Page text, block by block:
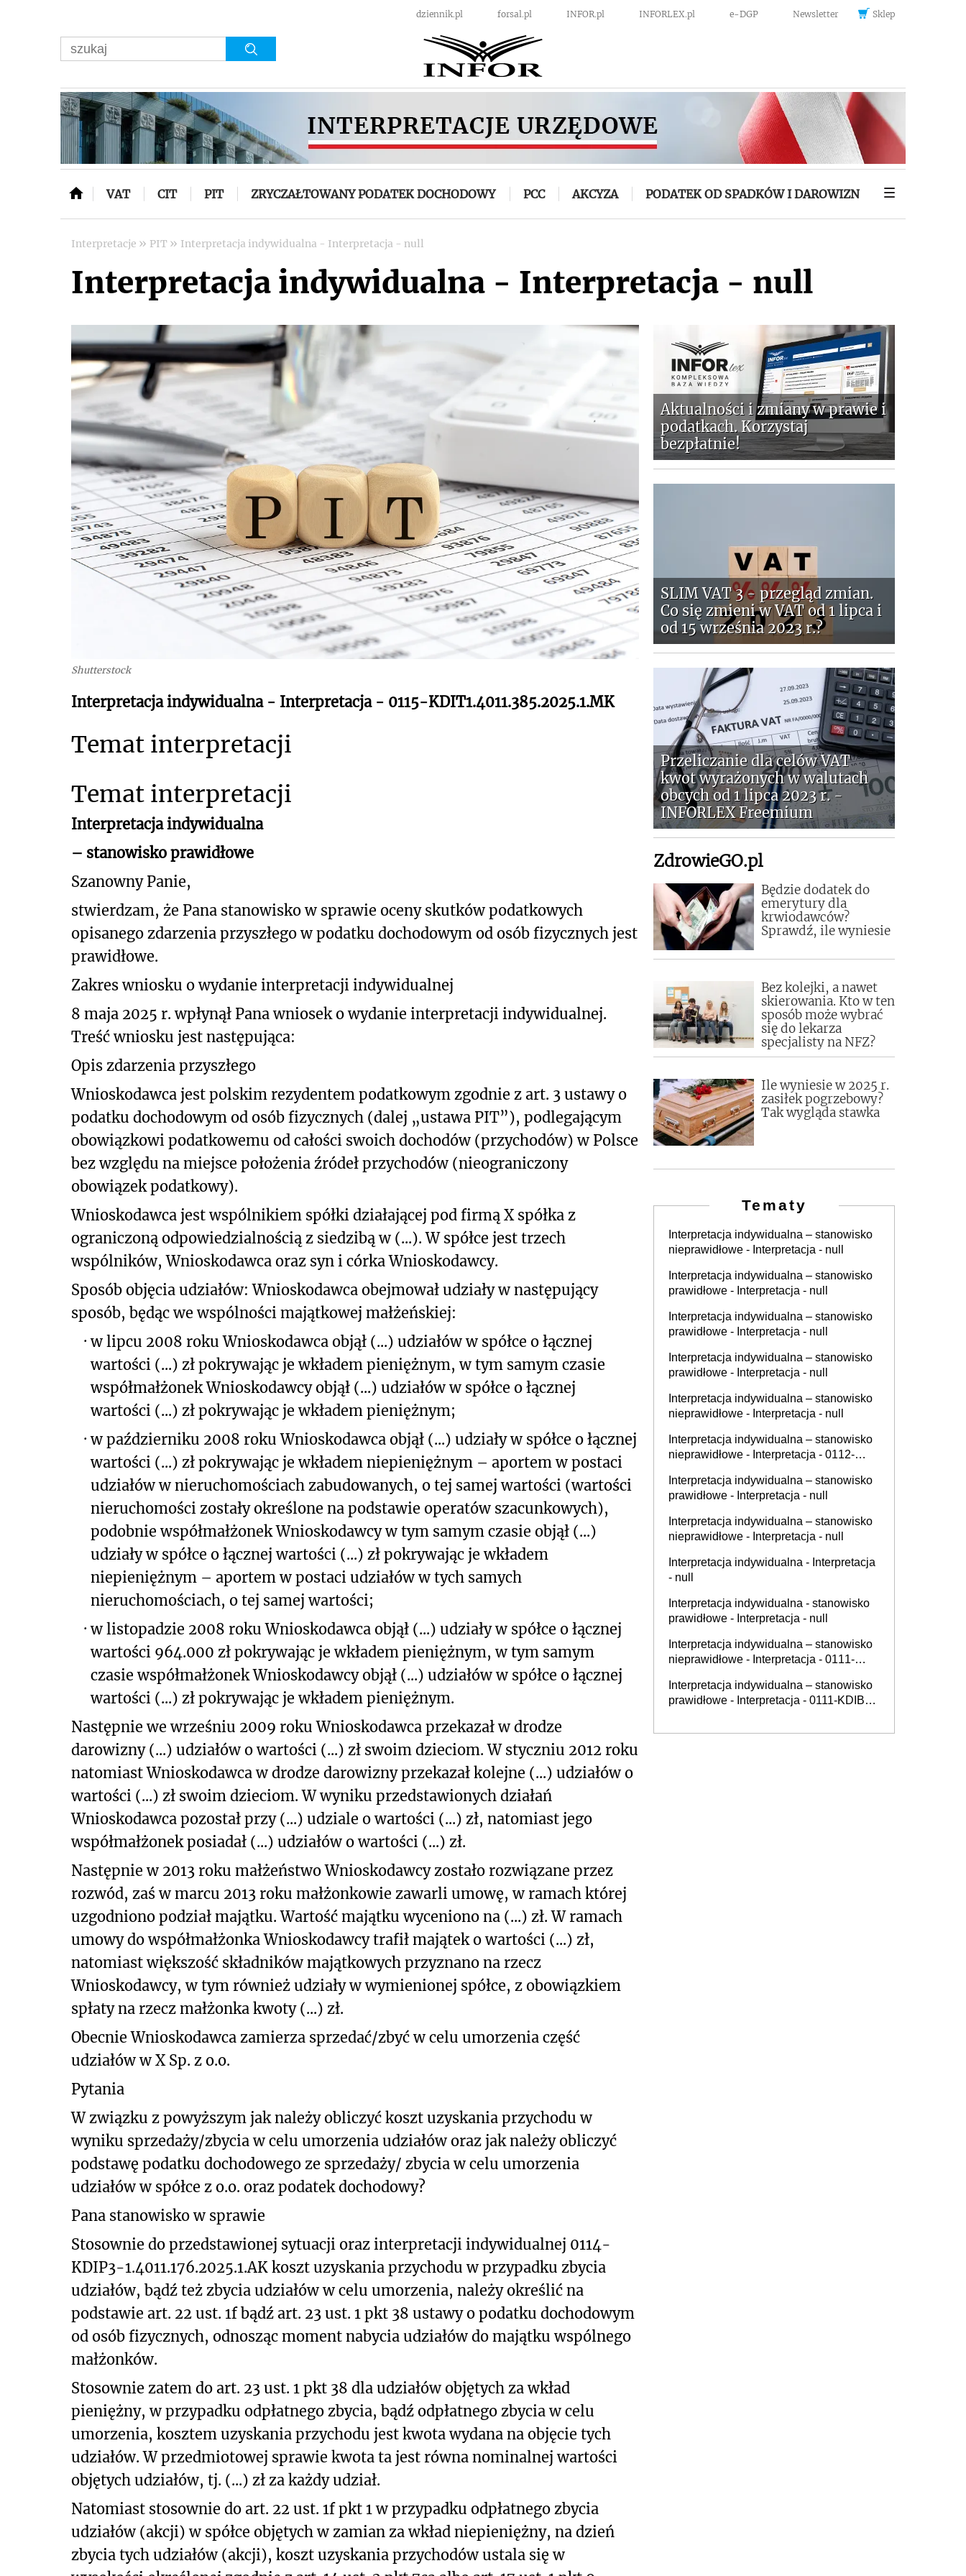
dziennik.pl forsal.pl INFOR.pl INFORLEX.pl e-DGP Newsletter Sklep
VAT CIT PIT ZRYCZAŁTOWANY PODATEK DOCHODOWY PCC AKCYZA PODATEK OD SPADKÓW I DAROWIZN
Interpretacje » PIT » Interpretacja indywidualna - Interpretacja - null
Interpretacja indywidualna - Interpretacja - null
Shutterstock
Interpretacja indywidualna - Interpretacja - 0115-KDIT1.4011.385.2025.1.MK
Temat interpretacji
Temat interpretacji
Interpretacja indywidualna
– stanowisko prawidłowe
Szanowny Panie,
stwierdzam, że Pana stanowisko w sprawie oceny skutków podatkowych
opisanego zdarzenia przyszłego w podatku dochodowym od osób fizycznych jest
prawidłowe.
Zakres wniosku o wydanie interpretacji indywidualnej
8 maja 2025 r. wpłynął Pana wniosek o wydanie interpretacji indywidualnej.
Treść wniosku jest następująca:
Opis zdarzenia przyszłego
Wnioskodawca jest polskim rezydentem podatkowym zgodnie z art. 3 ustawy o
podatku dochodowym od osób fizycznych (dalej „ustawa PIT”), podlegającym
obowiązkowi podatkowemu od całości swoich dochodów (przychodów) w Polsce
bez względu na miejsce położenia źródeł przychodów (nieograniczony
obowiązek podatkowy).
Wnioskodawca jest wspólnikiem spółki działającej pod firmą X spółka z
ograniczoną odpowiedzialnością z siedzibą w (...). W spółce jest trzech
wspólników, Wnioskodawca oraz syn i córka Wnioskodawcy.
Sposób objęcia udziałów: Wnioskodawca obejmował udziały w następujący
sposób, będąc we wspólności majątkowej małżeńskiej:
· w lipcu 2008 roku Wnioskodawca objął (...) udziałów w spółce o łącznej
wartości (...) zł pokrywając je wkładem pieniężnym, w tym samym czasie
współmałżonek Wnioskodawcy objął (...) udziałów w spółce o łącznej
wartości (...) zł pokrywając je wkładem pieniężnym;
· w październiku 2008 roku Wnioskodawca objął (...) udziały w spółce o łącznej
wartości (...) zł pokrywając je wkładem niepieniężnym – aportem w postaci
udziałów w nieruchomościach zabudowanych, o tej samej wartości (wartości
nieruchomości zostały określone na podstawie operatów szacunkowych),
podobnie współmałżonek Wnioskodawcy w tym samym czasie objął (...)
udziały w spółce o łącznej wartości (...) zł pokrywając je wkładem
niepieniężnym – aportem w postaci udziałów w tych samych
nieruchomościach, o tej samej wartości;
· w listopadzie 2008 roku Wnioskodawca objął (...) udziały w spółce o łącznej
wartości 964.000 zł pokrywając je wkładem pieniężnym, w tym samym
czasie współmałżonek Wnioskodawcy objął (...) udziałów w spółce o łącznej
wartości (...) zł pokrywając je wkładem pieniężnym.
Następnie we wrześniu 2009 roku Wnioskodawca przekazał w drodze
darowizny (...) udziałów o wartości (...) zł swoim dzieciom. W styczniu 2012 roku
natomiast Wnioskodawca w drodze darowizny przekazał kolejne (...) udziałów o
wartości (...) zł swoim dzieciom. W wyniku przedstawionych działań
Wnioskodawca pozostał przy (...) udziale o wartości (...) zł, natomiast jego
współmałżonek posiadał (...) udziałów o wartości (...) zł.
Następnie w 2013 roku małżeństwo Wnioskodawcy zostało rozwiązane przez
rozwód, zaś w marcu 2013 roku małżonkowie zawarli umowę, w ramach której
uzgodniono podział majątku. Wartość majątku wyceniono na (...) zł. W ramach
umowy do współmałżonka Wnioskodawcy trafił majątek o wartości (...) zł,
natomiast większość składników majątkowych przyznano na rzecz
Wnioskodawcy, w tym również udziały w wymienionej spółce, z obowiązkiem
spłaty na rzecz małżonka kwoty (...) zł.
Obecnie Wnioskodawca zamierza sprzedać/zbyć w celu umorzenia część
udziałów w X Sp. z o.o.
Pytania
W związku z powyższym jak należy obliczyć koszt uzyskania przychodu w
wyniku sprzedaży/zbycia w celu umorzenia udziałów oraz jak należy obliczyć
podstawę podatku dochodowego ze sprzedaży/ zbycia w celu umorzenia
udziałów w spółce z o.o. oraz podatek dochodowy?
Pana stanowisko w sprawie
Stosownie do przedstawionej sytuacji oraz interpretacji indywidualnej 0114-
KDIP3-1.4011.176.2025.1.AK koszt uzyskania przychodu w przypadku zbycia
udziałów, bądź też zbycia udziałów w celu umorzenia, należy określić na
podstawie art. 22 ust. 1f bądź art. 23 ust. 1 pkt 38 ustawy o podatku dochodowym
od osób fizycznych, odnosząc moment nabycia udziałów do majątku wspólnego
małżonków.
Stosownie zatem do art. 23 ust. 1 pkt 38 dla udziałów objętych za wkład
pieniężny, w przypadku odpłatnego zbycia, bądź odpłatnego zbycia w celu
umorzenia, kosztem uzyskania przychodu jest kwota wydana na objęcie tych
udziałów. W przedmiotowej sprawie kwota ta jest równa nominalnej wartości
objętych udziałów, tj. (...) zł za każdy udział.
Natomiast stosownie do art. 22 ust. 1f pkt 1 w przypadku odpłatnego zbycia
udziałów (akcji) w spółce objętych w zamian za wkład niepieniężny, na dzień
zbycia tych udziałów (akcji), koszt uzyskania przychodów ustala się w
Aktualności i zmiany w prawie i
podatkach. Korzystaj
bezpłatnie!
SLIM VAT 3 - przegląd zmian.
Co się zmieni w VAT od 1 lipca i
od 15 września 2023 r.?
Przeliczanie dla celów VAT
kwot wyrażonych w walutach
obcych od 1 lipca 2023 r. -
INFORLEX Freemium
ZdrowieGO.pl
Będzie dodatek do
emerytury dla
krwiodawców?
Sprawdź, ile wyniesie
Bez kolejki, a nawet
skierowania. Kto w ten
sposób może wybrać
się do lekarza
specjalisty na NFZ?
Ile wyniesie w 2025 r.
zasiłek pogrzebowy?
Tak wygląda stawka
Tematy
Interpretacja indywidualna – stanowisko
nieprawidłowe - Interpretacja - null
Interpretacja indywidualna – stanowisko
prawidłowe - Interpretacja - null
Interpretacja indywidualna – stanowisko
prawidłowe - Interpretacja - null
Interpretacja indywidualna – stanowisko
prawidłowe - Interpretacja - null
Interpretacja indywidualna – stanowisko
nieprawidłowe - Interpretacja - null
Interpretacja indywidualna – stanowisko
nieprawidłowe - Interpretacja - 0112-
Interpretacja indywidualna – stanowisko
prawidłowe - Interpretacja - null
Interpretacja indywidualna – stanowisko
nieprawidłowe - Interpretacja - null
Interpretacja indywidualna - Interpretacja
- null
Interpretacja indywidualna - stanowisko
prawidłowe - Interpretacja - null
Interpretacja indywidualna – stanowisko
nieprawidłowe - Interpretacja - 0111-
Interpretacja indywidualna – stanowisko
prawidłowe - Interpretacja - 0111-KDIB1-